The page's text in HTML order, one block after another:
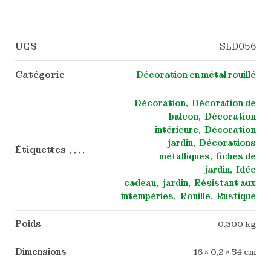
UGS SLD056
Catégorie Décoration en métal rouillé
Étiquettes , , , ,
Décoration Décoration de
balcon Décoration
intérieure
Décoration
jardin Décorations
métalliques
fiches de
jardin Idée
cadeau
jardin Résistant aux
intempéries
Rouille Rustique
Poids 0,300 kg
Dimensions 16 × 0,2 × 54 cm